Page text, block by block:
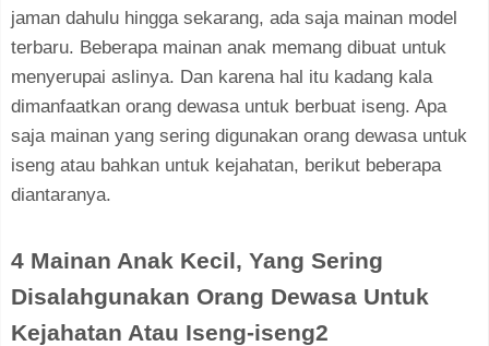
jaman dahulu hingga sekarang, ada saja mainan model
terbaru. Beberapa mainan anak memang dibuat untuk
menyerupai aslinya. Dan karena hal itu kadang kala
dimanfaatkan orang dewasa untuk berbuat iseng. Apa
saja mainan yang sering digunakan orang dewasa untuk
iseng atau bahkan untuk kejahatan, berikut beberapa
diantaranya.
4 Mainan Anak Kecil, Yang Sering
Disalahgunakan Orang Dewasa Untuk
Kejahatan Atau Iseng-iseng2